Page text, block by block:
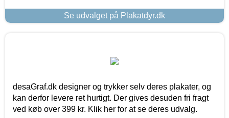
Se udvalget på Plakatdyr.dk
desaGraf.dk designer og trykker selv deres plakater, og
kan derfor levere ret hurtigt. Der gives desuden fri fragt
ved køb over 399 kr. Klik her for at se deres udvalg.